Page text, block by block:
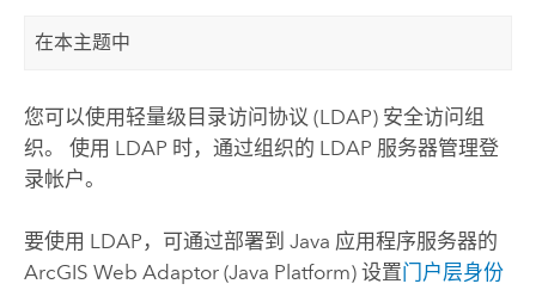
在本主题中
您可以使用轻量级目录访问协议 (LDAP) 安全访问组
织。 使用 LDAP 时，通过组织的 LDAP 服务器管理登
录帐户。
要使用 LDAP，可通过部署到 Java 应用程序服务器的
ArcGIS Web Adaptor (Java Platform)设置门户层身份